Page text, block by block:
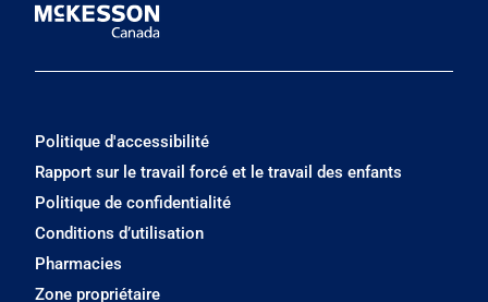
Politique d'accessibilité
Rapport sur le travail forcé et le travail des enfants
Politique de confidentialité
Conditions d’utilisation
Pharmacies
Zone propriétaire